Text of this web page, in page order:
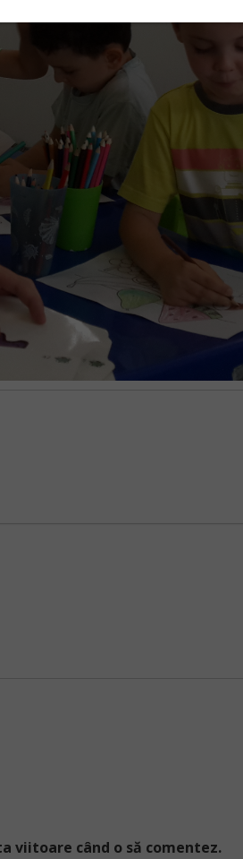
viitoare când o să comentez.